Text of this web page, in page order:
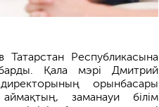
Республикасына
Қала мэрі Дмитрий
орынбасары
заманауи білім